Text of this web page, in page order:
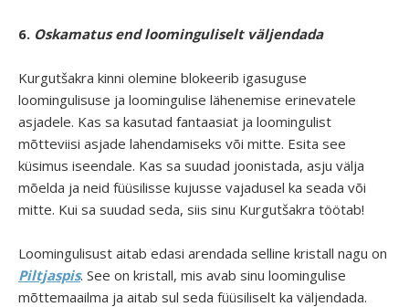
6. Oskamatus end loominguliselt väljendada
Kurgutšakra kinni olemine blokeerib igasuguse
loomingulisuse ja loomingulise lähenemise erinevatele
asjadele. Kas sa kasutad fantaasiat ja loomingulist
mõtteviisi asjade lahendamiseks või mitte. Esita see
küsimus iseendale. Kas sa suudad joonistada, asju välja
mõelda ja neid füüsilisse kujusse vajadusel ka seada või
mitte. Kui sa suudad seda, siis sinu Kurgutšakra töötab!
Loomingulisust aitab edasi arendada selline kristall nagu on
Piltjaspis. See on kristall, mis avab sinu loomingulise
mõttemaailma ja aitab sul seda füüsiliselt ka väljendada.